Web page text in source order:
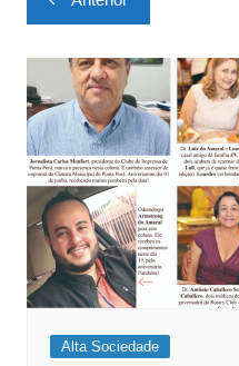
de
Post
Alta Sociedade